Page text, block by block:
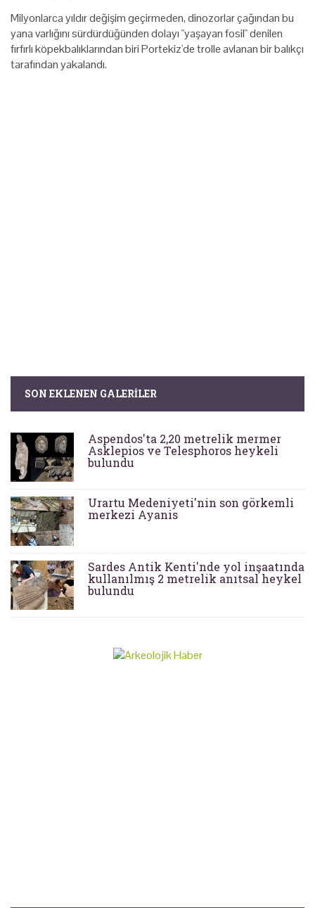
Milyonlarca yıldır değişim geçirmeden, dinozorlar çağından bu
yana varlığını sürdürdüğünden dolayı "yaşayan fosil" denilen
fırfırlı köpekbalıklarından biri Portekiz'de trolle avlanan bir balıkçı
tarafından yakalandı.
SON EKLENEN GALERILER
Aspendos'ta 2,20 metrelik mermer
Asklepios ve Telesphoros heykeli
bulundu
Urartu Medeniyeti'nin son görkemli
merkezi Ayanis
Sardes Antik Kenti'nde yol inşaatında
kullanılmış 2 metrelik anıtsal heykel
bulundu